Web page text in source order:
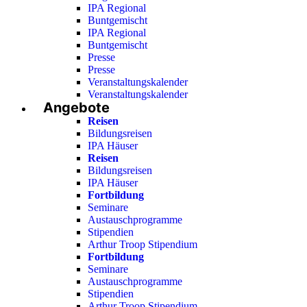
IPA Regional
Buntgemischt
IPA Regional
Buntgemischt
Presse
Presse
Veranstaltungskalender
Veranstaltungskalender
Angebote
Reisen
Bildungsreisen
IPA Häuser
Reisen
Bildungsreisen
IPA Häuser
Fortbildung
Seminare
Austauschprogramme
Stipendien
Arthur Troop Stipendium
Fortbildung
Seminare
Austauschprogramme
Stipendien